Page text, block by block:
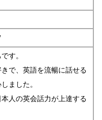
す。
で、英語を流暢に話せる
ました。
人の英会話力が上達する